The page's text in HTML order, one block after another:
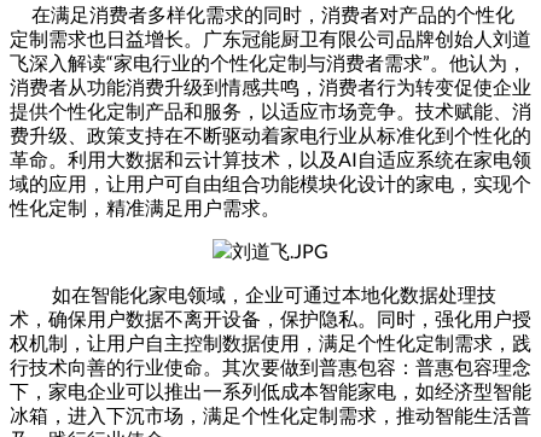
在满足消费者多样化需求的同时，消费者对产品的个性化
定制需求也日益增长。广东冠能厨卫有限公司品牌创始人刘道
飞深入解读“家电行业的个性化定制与消费者需求”。他认为，
消费者从功能消费升级到情感共鸣，消费者行为转变促使企业
提供个性化定制产品和服务，以适应市场竞争。技术赋能、消
费升级、政策支持在不断驱动着家电行业从标准化到个性化的
革命。利用大数据和云计算技术，以及AI自适应系统在家电领
域的应用，让用户可自由组合功能模块化设计的家电，实现个
性化定制，精准满足用户需求。
如在智能化家电领域，企业可通过本地化数据处理技
术，确保用户数据不离开设备，保护隐私。同时，强化用户授
权机制，让用户自主控制数据使用，满足个性化定制需求，践
行技术向善的行业使命。其次要做到普惠包容：普惠包容理念
下，家电企业可以推出一系列低成本智能家电，如经济型智能
冰箱，进入下沉市场，满足个性化定制需求，推动智能生活普